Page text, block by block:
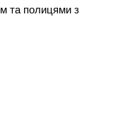
та полицями з